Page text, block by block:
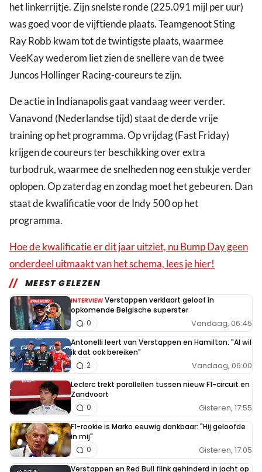
het linkerrijtje. Zijn snelste ronde (225.091 mijl per uur)
was goed voor de vijftiende plaats. Teamgenoot Sting
Ray Robb kwam tot de twintigste plaats, waarmee
VeeKay wederom liet zien de snellere van de twee
Juncos Hollinger Racing-coureurs te zijn.
De actie in Indianapolis gaat vandaag weer verder.
Vanavond (Nederlandse tijd) staat de derde vrije
training op het programma. Op vrijdag (Fast Friday)
krijgen de coureurs ter beschikking over extra
turbodruk, waarmee de snelheden nog een stukje verder
oplopen. Op zaterdag en zondag moet het gebeuren. Dan
staat de kwalificatie voor de Indy 500 op het
programma.
Hoe de kwalificatie er dit jaar uitziet, nu Bump Day geen
onderdeel uitmaakt van het schema, lees je hier!
MEEST GELEZEN
INTERVIEW Verstappen verklaart geloof in
opkomende Belgische superster
Vandaag, 06:45
0
Antonelli leert van Verstappen en Hamilton: "Al wil
ik dat ook bereiken"
Vandaag, 06:00
2
Leclerc trekt parallellen tussen nieuw F1-circuit en
Zandvoort
Gisteren, 17:55
0
F1-rookie is Marko eeuwig dankbaar: "Hij geloofde
in mij"
Gisteren, 17:05
0
Verstappen en Red Bull flink gehinderd in jacht op